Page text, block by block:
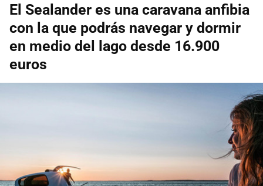
El Sealander es una caravana anfibia
con la que podrás navegar y dormir
en medio del lago desde 16.900
euros